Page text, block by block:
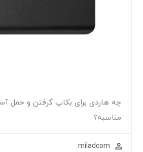
چه هاردی برای بکاپ گرفتن و حمل
مناسبه؟
miladcom